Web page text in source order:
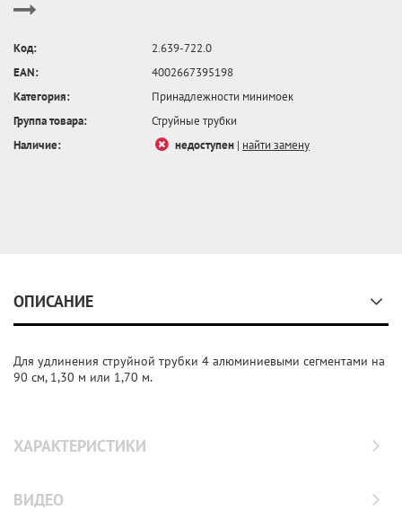
Код:
2.639-722.0
EAN:
4002667395198
Категория:
Принадлежности минимоек
Группа товара:
Струйные трубки
Наличие:
недоступен | найти замену
ОПИСАНИЕ
Для удлинения струйной трубки 4 алюминиевыми сегментами на
90 см, 1,30 м или 1,70 м.
ХАРАКТЕРИСТИКИ
ВИДЕО